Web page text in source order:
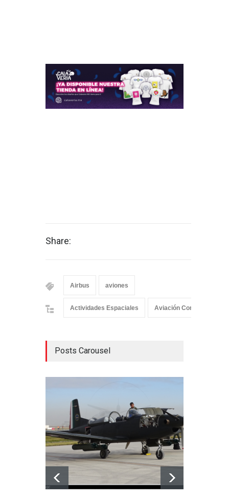
Share:
Airbus aviones
Actividades Espaciales Aviación Comercial
Posts Carousel